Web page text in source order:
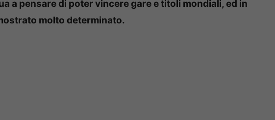
a pensare di poter vincere gare e titoli mondiali, ed in
molto determinato.